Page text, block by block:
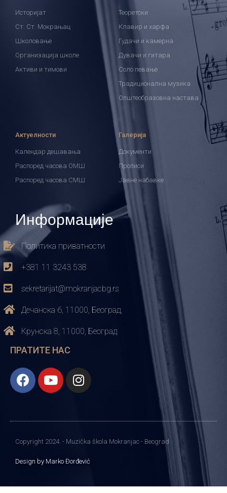
Историјат
Ст. Ст. Мокрањац
Школовање
Организација школе
Активи и тимови
Теоретски
Клавир и харфа
Гудачи и камерна
Дувачи и гитара
Соло певање
Традиционална музика
Општеобразовна настава
Актуелности
Календар дешавања
Распоред часова ОМШ
Распоред часова СМШ
Галерија
Документи
Прописи
Јавне набавке
Информације
Политика приватности
+381 11 3243 538
sekretarijat@mokranjacbg.rs
Дечанска 6, 11000, Београд,
Крунска 8, 11000, Београд
ПРАТИТЕ НАС
Copyright 2024. - Muzička škola Mokranjac - Beograd
Design by Marko Đorđević